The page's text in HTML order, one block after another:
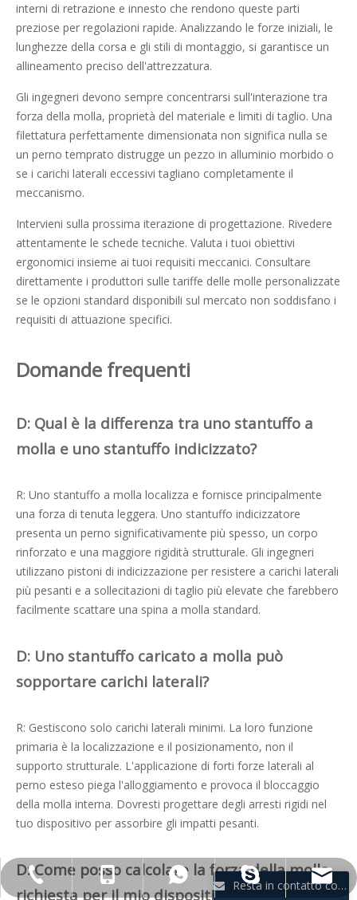
interni di retrazione e innesto che rendono queste parti
preziose per regolazioni rapide. Analizzando le forze iniziali, le
lunghezze della corsa e gli stili di montaggio, si garantisce un
allineamento preciso dell'attrezzatura.
Gli ingegneri devono sempre concentrarsi sull'interazione tra
forza della molla, proprietà del materiale e limiti di taglio. Una
filettatura perfettamente dimensionata non significa nulla se
un perno temprato distrugge un pezzo in alluminio morbido o
se i carichi laterali eccessivi tagliano completamente il
meccanismo.
Intervieni sulla prossima iterazione di progettazione. Rivedere
attentamente le schede tecniche. Valuta i tuoi obiettivi
ergonomici insieme ai tuoi requisiti meccanici. Consultare
direttamente i produttori sulle tariffe delle molle personalizzate
se le opzioni standard disponibili sul mercato non soddisfano i
requisiti di attuazione specifici.
Domande frequenti
D: Qual è la differenza tra uno stantuffo a
molla e uno stantuffo indicizzato?
R: Uno stantuffo a molla localizza e fornisce principalmente
una forza di tenuta leggera. Uno stantuffo indicizzatore
presenta un perno significativamente più spesso, un corpo
rinforzato e una maggiore rigidità strutturale. Gli ingegneri
utilizzano pistoni di indicizzazione per resistere a carichi laterali
più pesanti e a sollecitazioni di taglio più elevate che farebbero
facilmente scattare una spina a molla standard.
D: Uno stantuffo caricato a molla può
sopportare carichi laterali?
R: Gestiscono solo carichi laterali minimi. La loro funzione
primaria è la localizzazione e il posizionamento, non il
supporto strutturale. L'applicazione di forti forze laterali al
perno esteso piega l'alloggiamento e provoca il bloccaggio
della molla interna. Dovresti progettare degli arresti rigidi nel
tuo dispositivo per assorbire gli impatti pesanti.
D: Come posso calcolare la forza della molla
richiesta per il mio dispositivo?Resta in contatto con noi
+86-769-85303229
+ 13763283864
+ 13763283864
galina910902
jennyguo@fazcwj.com